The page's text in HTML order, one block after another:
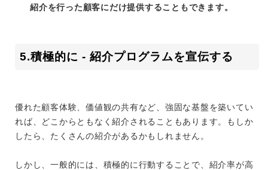
紹介を行った顧客にだけ提供することもできます。
5.積極的に - 紹介プログラムを宣伝する
優れた顧客体験、価値観の共有など、強固な基盤を築いてい
れば、どこからともなく紹介されることもあります。もしか
したら、たくさんの紹介があるかもしれません。
しかし、一般的には、積極的に行動することで、紹介率が高